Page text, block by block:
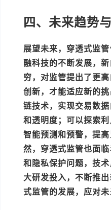
四、未来趋势
展望未来，穿透式监
融科技的不断发展，
穷，对监管提出了更
创新，才能适应新的
链技术，实现交易数
和透明度；可以探索
智能预测和预警，提
然，穿透式监管也面
和隐私保护问题，技术
大研发投入，不断推
式监管的发展，应对未